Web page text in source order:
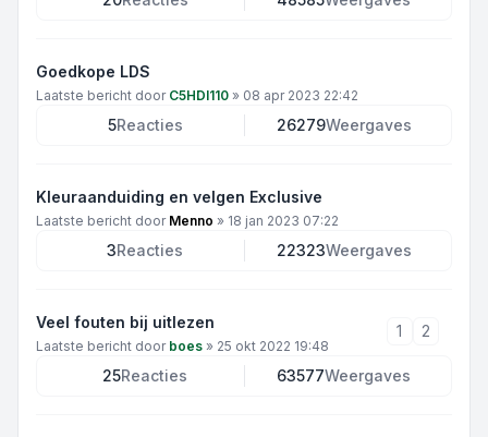
Goedkope LDS
Laatste bericht door C5HDI110 » 08 apr 2023 22:42
5Reacties 26279Weergaves
Kleuraanduiding en velgen Exclusive
Laatste bericht door Menno » 18 jan 2023 07:22
3Reacties 22323Weergaves
Veel fouten bij uitlezen
Laatste bericht door boes » 25 okt 2022 19:48
1 2
25Reacties 63577Weergaves